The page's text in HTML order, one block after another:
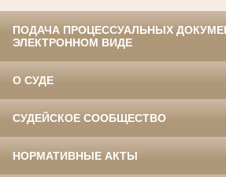
ПОДАЧА ПРОЦЕССУАЛЬНЫХ
ЭЛЕКТРОННОМ ВИДЕ
О СУДЕ
СУДЕЙСКОЕ СООБЩЕСТВО
НОРМАТИВНЫЕ АКТЫ